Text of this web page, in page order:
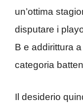
un’ottima
disputare i
B e addirittura
categoria
Il desiderio